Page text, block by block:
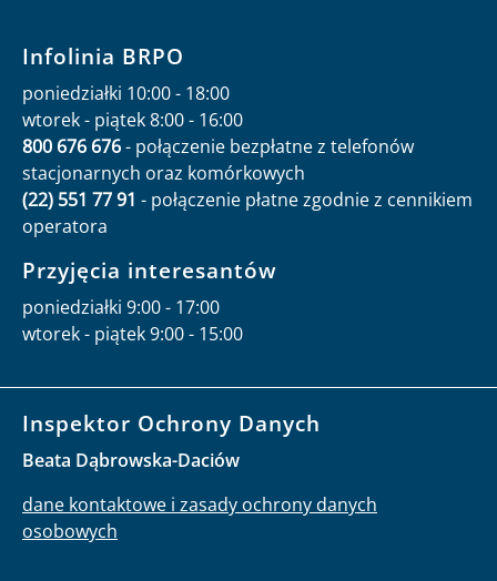
Infolinia BRPO
poniedziałki 10:00 - 18:00
wtorek - piątek 8:00 - 16:00
800 676 676- połączenie bezpłatne z telefonów
stacjonarnych oraz komórkowych
(22) 551 77 91 - połączenie płatne zgodnie z cennikiem
operatora
Przyjęcia interesantów
poniedziałki 9:00 - 17:00
wtorek - piątek 9:00 - 15:00
Inspektor Ochrony Danych
Beata Dąbrowska-Daciów
dane kontaktowe i zasady ochrony danych
osobowych